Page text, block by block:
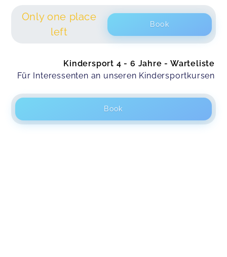
Only one place
left
Book
Kindersport 4 - 6 Jahre - Warteliste
Für Interessenten an unseren Kindersportkursen
Book